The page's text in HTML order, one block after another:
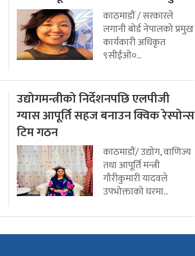
काठमाडौं / सरकारले
लगानी बोर्ड नेपालको प्रमुख
कार्यकारी अधिकृत
९सीईओ०...
उद्योगमन्त्रीको निर्देशनपछि एलपीजी
ग्यास आपूर्ति सहज बनाउन क्विक रेस्पोन्स
टिम गठन
काठमाडौं/ उद्योग, वाणिज्य
तथा आपूर्ति मन्त्री
गौरीकुमारी यादवले
उपभोक्ताको घरमा...